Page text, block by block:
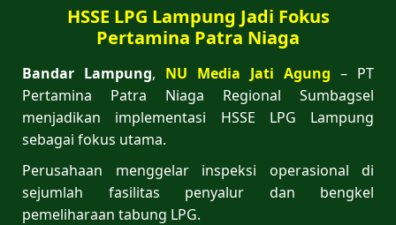
HSSE LPG Lampung Jadi Fokus
Pertamina Patra Niaga
Bandar Lampung, NU Media Jati Agung – PT
Pertamina Patra Niaga Regional Sumbagsel
menjadikan implementasi HSSE LPG Lampung
sebagai fokus utama.
Perusahaan menggelar inspeksi operasional di
sejumlah fasilitas penyalur dan bengkel
pemeliharaan tabung LPG.